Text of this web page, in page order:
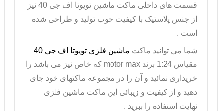
قسمت های داخلی ماکت ماشین تویوتا اف جی
40 نیز
از جنس پلاستیک با کیفیت خوب تولید و طراحی شده
است .
شما می توانید ماکت ماشین فلزی تویوتا اف جی 40
مقیاس 1:24 برند
motor max که خاص نیز می باشد را
خریداری نمائید و آن را در مجموعه ماکتهای خود جای
دهید و از کیفیت و زیبائی این ماکت ماشین فلزی
نهایت استفاده را ببرید .